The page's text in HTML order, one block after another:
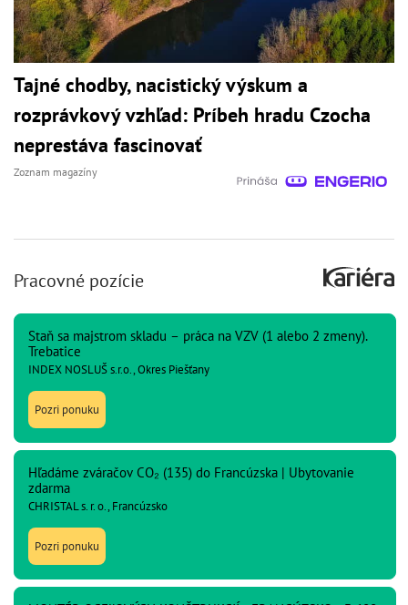
Tajné chodby, nacistický výskum a
rozprávkový vzhľad: Príbeh hradu Czocha
neprestáva fascinovať
Zoznam magazíny
Pracovné pozície
Staň sa majstrom skladu – práca na VZV (1 alebo 2 zmeny).
Trebatice
INDEX NOSLUŠ s.r.o., Okres Piešťany
Pozri ponuku
Hľadáme zváračov CO₂ (135) do Francúzska | Ubytovanie
zdarma
CHRISTAL s. r. o., Francúzsko
Pozri ponuku